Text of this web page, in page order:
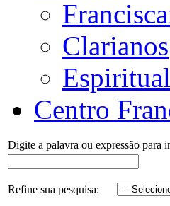
Clarianos
Centro
Digite a palavra ou expressão para
Refine sua pesquisa: